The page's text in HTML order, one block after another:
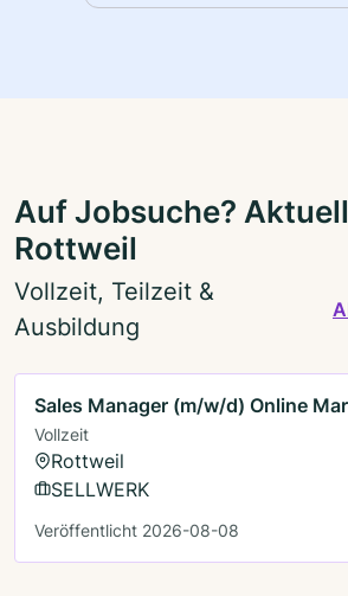
Auf Jobsuche?
Rottweil
Vollzeit, Teilzeit &
Ausbildung
Sales Manager (m/w/d) Online
Vollzeit
Rottweil
SELLWERK
Veröffentlicht 2026-08-08